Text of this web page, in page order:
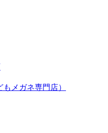
もメガネ専門店）